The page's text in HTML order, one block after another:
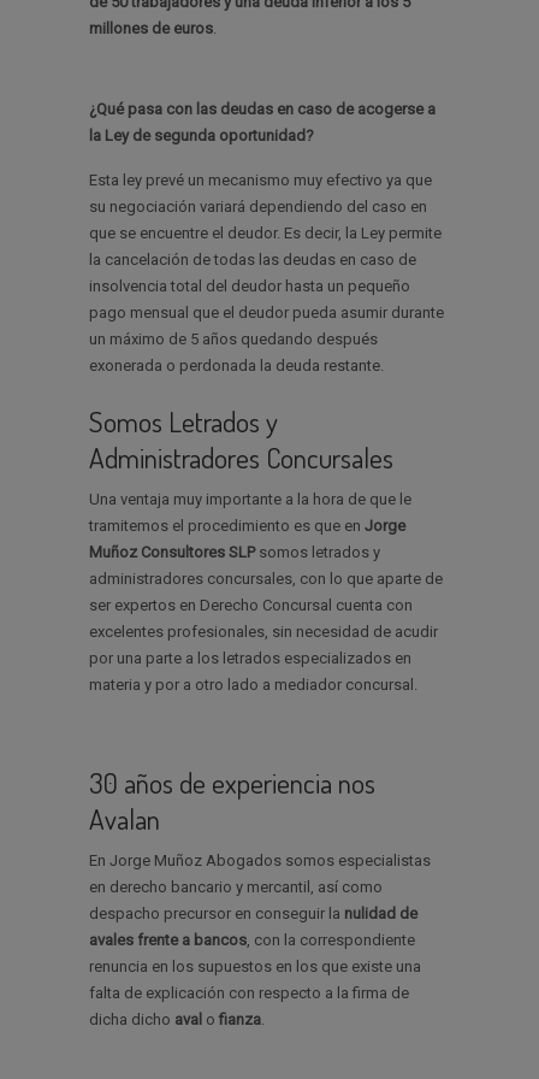
millones de euros.
¿Qué pasa con las deudas en caso de acogerse a
la Ley de segunda oportunidad?
Esta ley prevé un mecanismo muy efectivo ya que
su negociación variará dependiendo del caso en
que se encuentre el deudor. Es decir, la Ley permite
la cancelación de todas las deudas en caso de
insolvencia total del deudor hasta un pequeño
pago mensual que el deudor pueda asumir durante
un máximo de 5 años quedando después
exonerada o perdonada la deuda restante.
Somos Letrados y
Administradores Concursales
Una ventaja muy importante a la hora de que le
tramitemos el procedimiento es que en Jorge
Muñoz Consultores SLP somos letrados y
administradores concursales, con lo que aparte de
ser expertos en Derecho Concursal cuenta con
excelentes profesionales, sin necesidad de acudir
por una parte a los letrados especializados en
materia y por a otro lado a mediador concursal.
30 años de experiencia nos
Avalan
En Jorge Muñoz Abogados somos especialistas
en derecho bancario y mercantil, así como
despacho precursor en conseguir la nulidad de
avales frente a bancos, con la correspondiente
renuncia en los supuestos en los que existe una
falta de explicación con respecto a la firma de
dicha dicho aval o fianza.